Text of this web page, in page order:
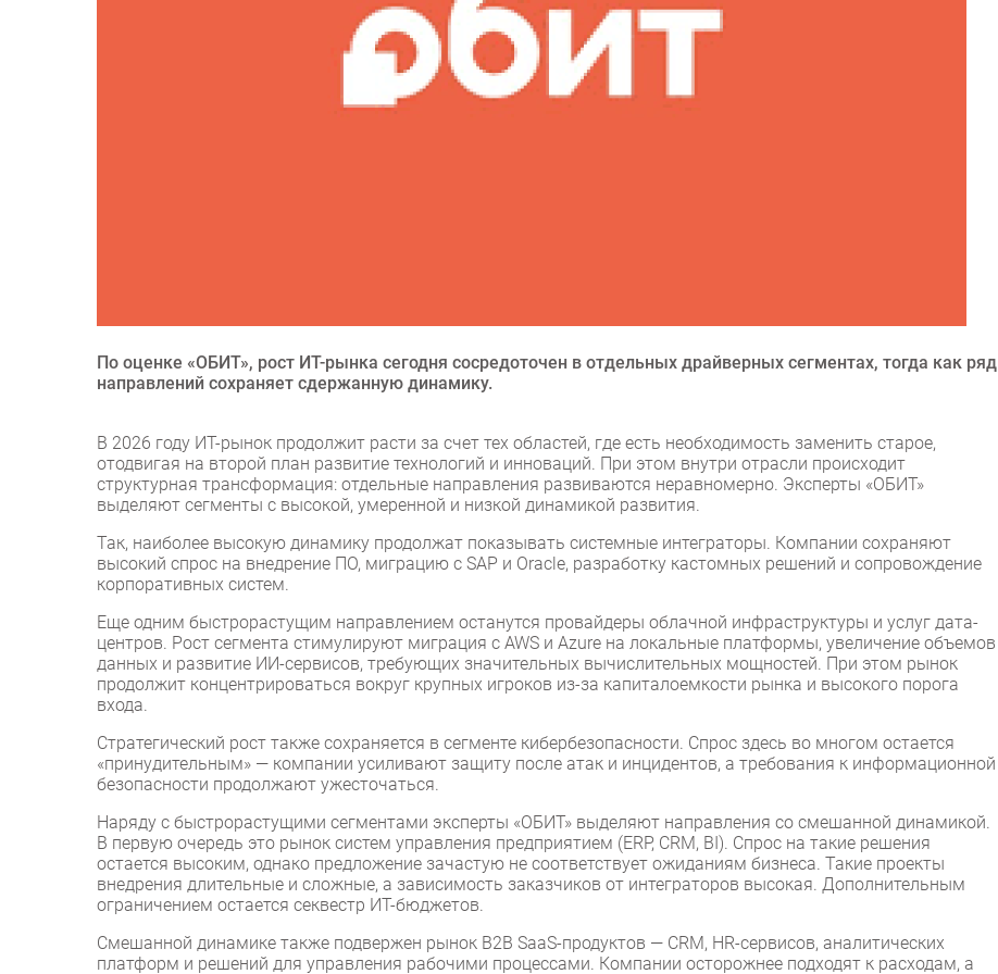
По оценке «ОБИТ», рост ИТ-рынка сегодня сосредоточен в отдельных драйверных сегментах, тогда как ряд
направлений сохраняет сдержанную динамику.
В 2026 году ИТ-рынок продолжит расти за счет тех областей, где есть необходимость заменить старое,
отодвигая на второй план развитие технологий и инноваций. При этом внутри отрасли происходит
структурная трансформация: отдельные направления развиваются неравномерно. Эксперты «ОБИТ»
выделяют сегменты с высокой, умеренной и низкой динамикой развития.
Так, наиболее высокую динамику продолжат показывать системные интеграторы. Компании сохраняют
высокий спрос на внедрение ПО, миграцию с SAP и Oracle, разработку кастомных решений и сопровождение
корпоративных систем.
Еще одним быстрорастущим направлением останутся провайдеры облачной инфраструктуры и услуг дата-
центров. Рост сегмента стимулируют миграция с AWS и Azure на локальные платформы, увеличение объемов
данных и развитие ИИ-сервисов, требующих значительных вычислительных мощностей. При этом рынок
продолжит концентрироваться вокруг крупных игроков из-за капиталоемкости рынка и высокого порога
входа.
Стратегический рост также сохраняется в сегменте кибербезопасности. Спрос здесь во многом остается
«принудительным» — компании усиливают защиту после атак и инцидентов, а требования к информационной
безопасности продолжают ужесточаться.
Наряду с быстрорастущими сегментами эксперты «ОБИТ» выделяют направления со смешанной динамикой.
В первую очередь это рынок систем управления предприятием (ERP, CRM, BI). Спрос на такие решения
остается высоким, однако предложение зачастую не соответствует ожиданиям бизнеса. Такие проекты
внедрения длительные и сложные, а зависимость заказчиков от интеграторов высокая. Дополнительным
ограничением остается секвестр ИТ-бюджетов.
Смешанной динамике также подвержен рынок B2B SaaS-продуктов — CRM, HR-сервисов, аналитических
платформ и решений для управления рабочими процессами. Компании осторожнее подходят к расходам, а